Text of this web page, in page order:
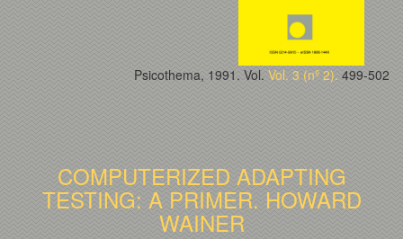
Psicothema, 1991. Vol. Vol. 3 (nº 2). 499-502
COMPUTERIZED ADAPTING
TESTING: A PRIMER. HOWARD
WAINER